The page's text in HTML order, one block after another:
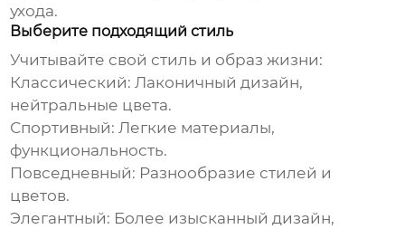
ухода.
Выберите подходящий стиль
Учитывайте свой стиль и образ жизни:
Классический: Лаконичный дизайн,
нейтральные цвета.
Спортивный: Легкие материалы,
функциональность.
Повседневный: Разнообразие стилей и
цветов.
Элегантный: Более изысканный дизайн,